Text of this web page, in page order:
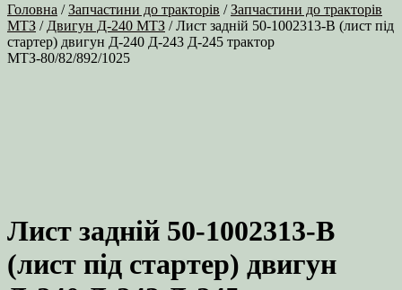
Головна /Запчастини до тракторів /Запчастини до тракторів
МТЗ / Двигун Д-240 МТЗ / Лист задній 50-1002313-В (лист під
стартер) двигун Д-240 Д-243 Д-245 трактор
МТЗ-80/82/892/1025
Лист задній 50-1002313-В
(лист під стартер) двигун